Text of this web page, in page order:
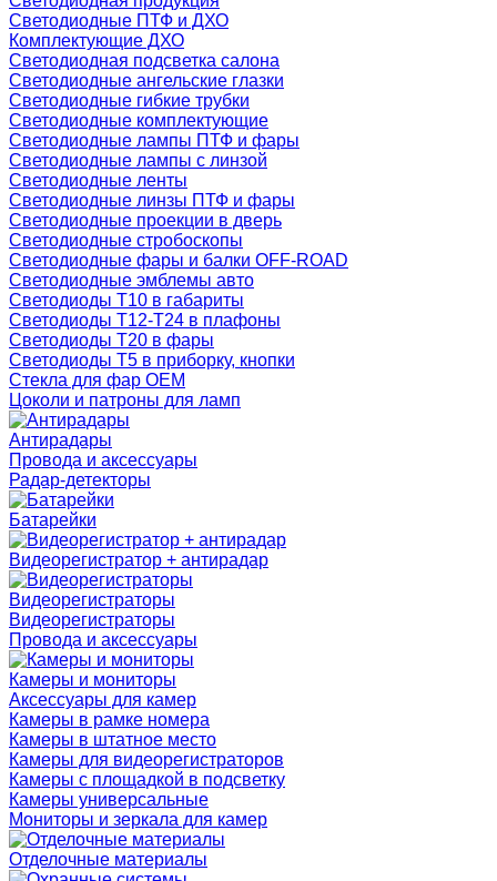
Светодиодные ПТФ и ДХО
Комплектующие ДХО
Светодиодная подсветка салона
Светодиодные ангельские глазки
Светодиодные гибкие трубки
Светодиодные комплектующие
Светодиодные лампы ПТФ и фары
Светодиодные лампы с линзой
Светодиодные ленты
Светодиодные линзы ПТФ и фары
Светодиодные проекции в дверь
Светодиодные стробоскопы
Светодиодные фары и балки OFF-ROAD
Светодиодные эмблемы авто
Светодиоды T10 в габариты
Светодиоды T12-T24 в плафоны
Светодиоды T20 в фары
Светодиоды T5 в приборку, кнопки
Стекла для фар OEM
Цоколи и патроны для ламп
Антирадары
Провода и аксессуары
Радар-детекторы
Батарейки
Видеорегистратор + антирадар
Видеорегистраторы
Видеорегистраторы
Провода и аксессуары
Камеры и мониторы
Аксессуары для камер
Камеры в рамке номера
Камеры в штатное место
Камеры для видеорегистраторов
Камеры с площадкой в подсветку
Камеры универсальные
Мониторы и зеркала для камер
Отделочные материалы